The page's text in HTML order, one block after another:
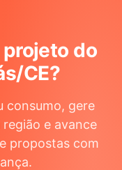
do
CE?
consumo, gere
e avance
propostas com